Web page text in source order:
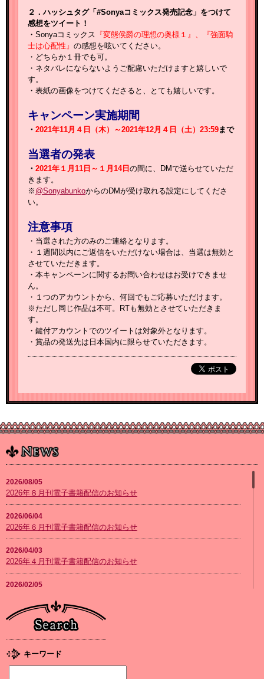
２．ハッシュタグ「#Sonyaコミックス発売記念」をつけて
感想をツイート！
・Sonyaコミックス
『変態侯爵の理想の奥様１』、『強面騎
士は心配性』の感想を呟いてください。
・どちらか１冊でも可。
・ネタバレにならないようご配慮いただけますと嬉しいで
す。
・表紙の画像をつけてくださると、とても嬉しいです。
キャンペーン実施期間
・2021年11月４日（木）～2021年12月４日（土）23:59まで
当選者の発表
・2021年１月11日～１月14日の間に、DMで送らせていただ
きます。
※ @SonyabunkoからのDMが受け取れる設定にしてくださ
い。
注意事項
・当選された方のみのご連絡となります。
・１週間以内にご返信をいただけない場合は、当選は無効と
させていただきます。
・本キャンペーンに関するお問い合わせはお受けできませ
ん。
・１つのアカウントから、何回でもご応募いただけます。
※ただし同じ作品は不可。RTも無効とさせていただきま
す。
・鍵付アカウントでのツイートは対象外となります。
・賞品の発送先は日本国内に限らせていただきます。
2026/08/05
2026年８月刊電子書籍配信のお知らせ
2026/06/04
2026年６月刊電子書籍配信のお知らせ
2026/04/03
2026年４月刊電子書籍配信のお知らせ
2026/02/05
2026/01/08
2026年１月刊電子書籍配信のお知らせ
2025/12/04
2025年12月刊電子書籍配信のお知らせ
キーワード